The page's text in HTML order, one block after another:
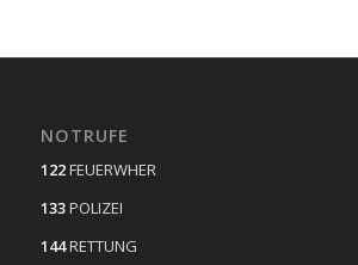
NOTRUFE
122FEUERWHER
133POLIZEI
144RETTUNG